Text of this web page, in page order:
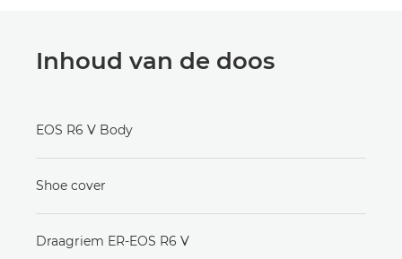
Inhoud van de doos
EOS R6 V Body
Shoe cover
Draagriem ER-EOS R6 V